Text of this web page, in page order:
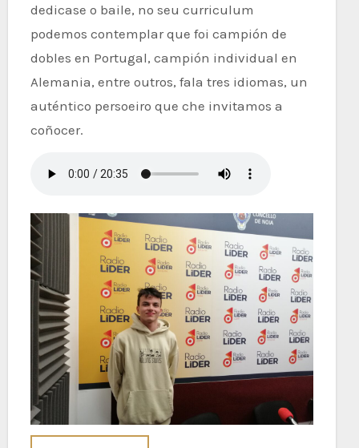
dedicase o baile, no seu curriculum
podemos contemplar que foi campión de
dobles en Portugal, campión individual en
Alemania, entre outros, fala tres idiomas, un
auténtico persoeiro que che invitamos a
coñocer.